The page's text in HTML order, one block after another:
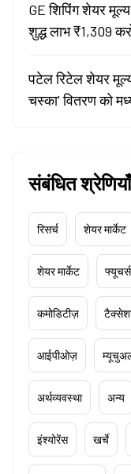
GE शिपिंग शेयर
शुद्ध लाभ ₹1,309
पटेल रिटेल शेयर
चस्का' वितरण को
संबंधित श्रेणियाँ
रिसर्च शेयर मार्केट
शेयर मार्केट
कमोडिटीज़
आईपीओज़
अर्थव्यवस्था अन्य
इंश्योरेंस खर्चे